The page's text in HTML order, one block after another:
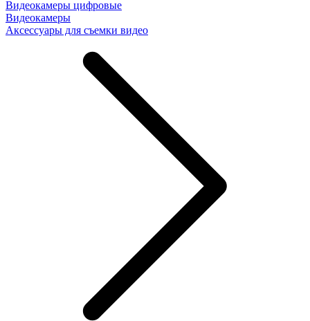
Видеокамеры цифровые
Видеокамеры
Аксессуары для съемки видео